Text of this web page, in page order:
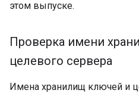
этом выпуске.
Проверка имени
целевого сервера
Имена хранилищ ключей и